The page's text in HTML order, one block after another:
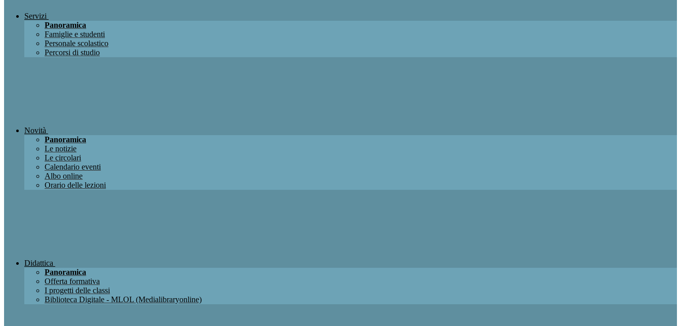
Servizi
Panoramica
Famiglie e studenti
Personale scolastico
Percorsi di studio
Novità
Panoramica
Le notizie
Le circolari
Calendario eventi
Albo online
Orario delle lezioni
Didattica
Panoramica
Offerta formativa
I progetti delle classi
Biblioteca Digitale - MLOL (Medialibraryonline)